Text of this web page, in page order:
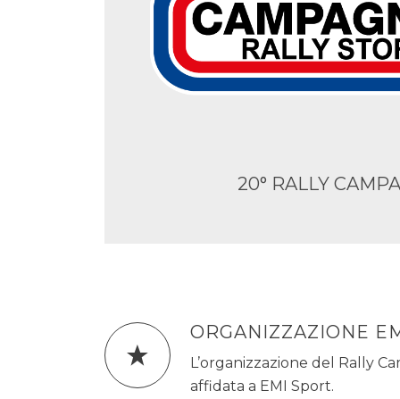
20° RALLY
ORGANIZZAZIONE
L’organizzazione del Rally
affidata a EMI Sport.